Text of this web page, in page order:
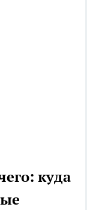
куда